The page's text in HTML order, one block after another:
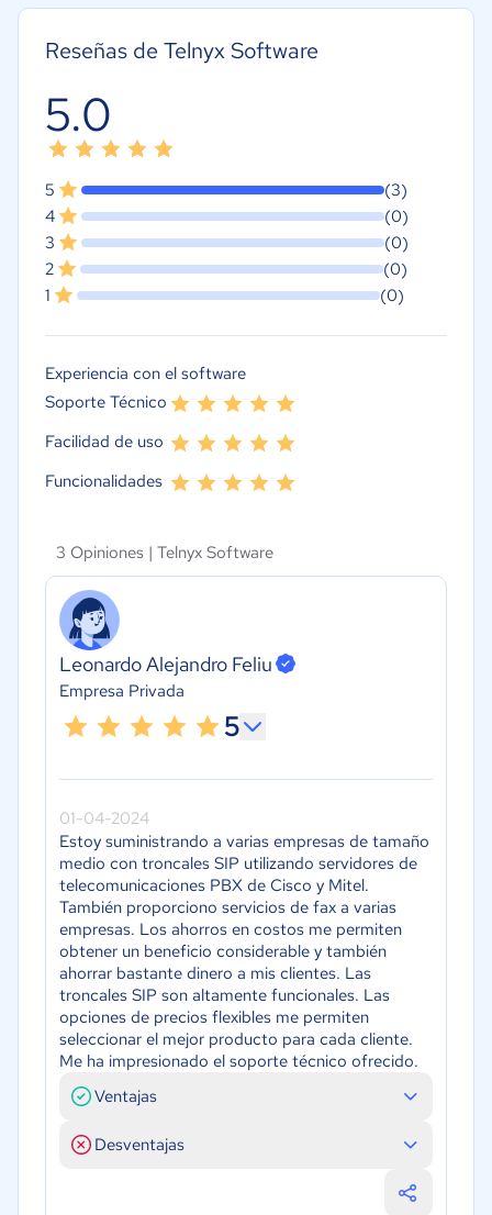
Reseñas de Telnyx Software
5.0
5
(3)
4
(0)
3
(0)
2
(0)
1
(0)
Experiencia con el software
Soporte Técnico
Facilidad de uso
Funcionalidades
3 Opiniones | Telnyx Software
Leonardo Alejandro Feliu
Empresa Privada
5
01-04-2024
Estoy suministrando a varias empresas de tamaño
medio con troncales SIP utilizando servidores de
telecomunicaciones PBX de Cisco y Mitel.
También proporciono servicios de fax a varias
empresas. Los ahorros en costos me permiten
obtener un beneficio considerable y también
ahorrar bastante dinero a mis clientes. Las
troncales SIP son altamente funcionales. Las
opciones de precios flexibles me permiten
seleccionar el mejor producto para cada cliente.
Me ha impresionado el soporte técnico ofrecido.
Ventajas
Desventajas